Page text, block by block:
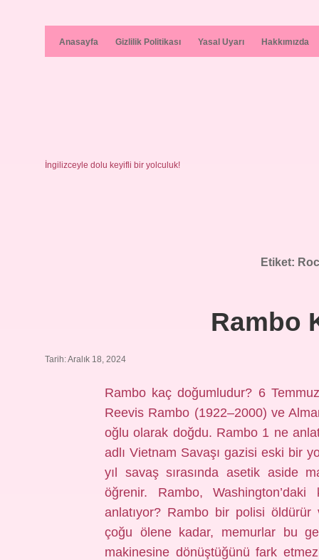
Anasayfa Gizlilik Politikası Yasal Uyarı Hakkımızda
İngilizceyle dolu keyifli bir yolculuk!
Etiket:
Rambo
Tarih: Aralık 18, 2024
Rambo kaç doğumludur? 6 Temmuz
Reevis Rambo (1922–2000) ve
oğlu olarak doğdu. Rambo 1 ne
adlı Vietnam Savaşı gazisi eski bir
yıl savaş sırasında asetik aside
öğrenir. Rambo,
anlatıyor? Rambo bir polisi öldürür
çoğu ölene kadar, memurlar bu
makinesine dönüştüğünü fark